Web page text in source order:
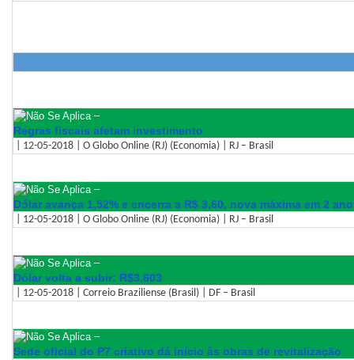
–
Regras fiscais afetam investimento
| 12-05-2018 | O Globo Online (RJ) (Economia) | RJ – Brasil
–
Dólar avança 1,52% e encerra a R$ 3,60, nova máxima em 2
| 12-05-2018 | O Globo Online (RJ) (Economia) | RJ – Brasil
–
Dólar volta a subir: R$3,603
| 12-05-2018 | Correio Braziliense (Brasil) | DF – Brasil
–
Sede oficial do P7 criativo dá início às obras de revitalização